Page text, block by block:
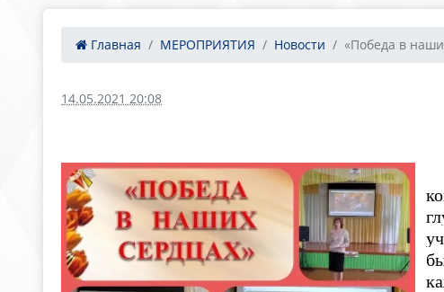
Главная МЕРОПРИЯТИЯ Новости «Победа в
14.05.2021 20:08